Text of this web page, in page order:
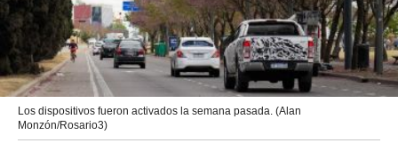
Los dispositivos fueron activados la semana pasada. (Alan
Monzón/Rosario3)